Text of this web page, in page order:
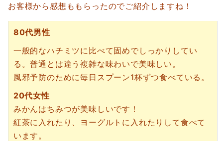
お客様から感想ももらったのでご紹介しますね！
80代男性
一般的なハチミツに比べて固めでしっかりしてい
る。普通とは違う複雑な味わいで美味しい。
風邪予防のために毎日スプーン1杯ずつ食べている。
20代女性
みかんはちみつが美味しいです！
紅茶に入れたり、ヨーグルトに入れたりして食べて
います。